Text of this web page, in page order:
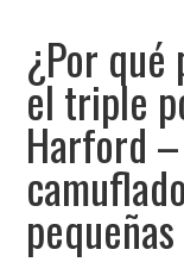
¿Por qué
el triple
Harford